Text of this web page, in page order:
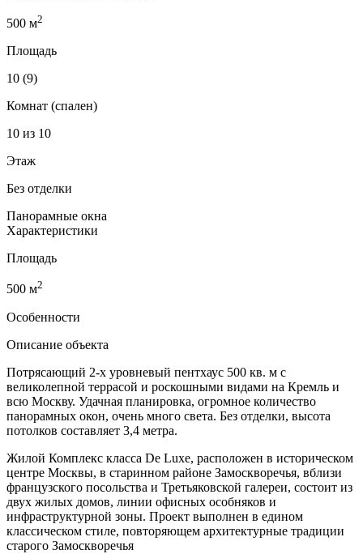
500 м2
Площадь
10 (9)
Комнат (спален)
10 из 10
Этаж
Без отделки
Панорамные окна
Характеристики
Площадь
500 м2
Особенности
Описание объекта
Потрясающий 2-х уровневый пентхаус 500 кв. м с
великолепной террасой и роскошными видами на Кремль и
всю Москву. Удачная планировка, огромное количество
панорамных окон, очень много света. Без отделки, высота
потолков составляет 3,4 метра.
Жилой Комплекс класса De Luxe, расположен в историческом
центре Москвы, в старинном районе Замоскворечья, вблизи
французского посольства и Третьяковской галереи, состоит из
двух жилых домов, линии офисных особняков и
инфраструктурной зоны. Проект выполнен в едином
классическом стиле, повторяющем архитектурные традиции
старого Замоскворечья